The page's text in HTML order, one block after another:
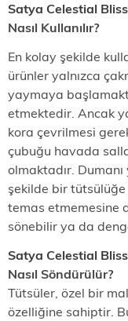
Satya Celestial
Nasıl Kullanılır?
En kolay şekilde
ürünler yalnızca
yaymaya
etmektedir. Ancak
kora çevrilmesi
çubuğu havada
olmaktadır.
şekilde bir
temas etmemesine
sönebilir ya da
Satya Celestial
Nasıl Söndürülür?
Tütsüler, özel bir
özelliğine sahiptir.